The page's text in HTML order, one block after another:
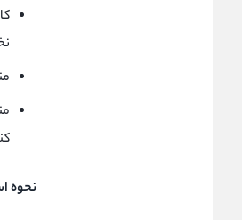
نحوه